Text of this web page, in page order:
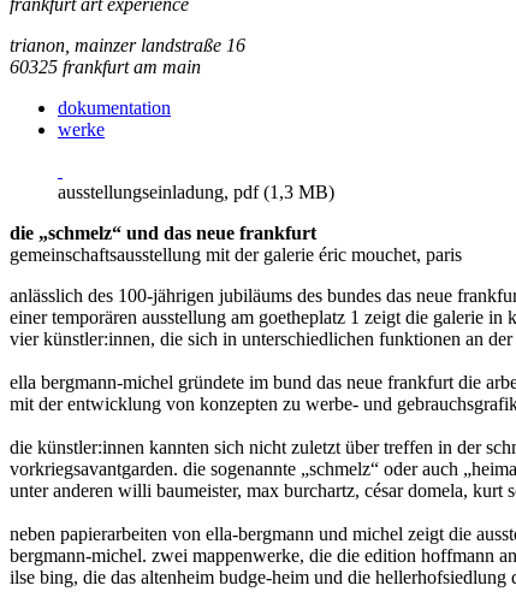
frankfurt art experience
trianon, mainzer landstraße 16
60325 frankfurt am main
dokumentation
werke
ausstellungseinladung, pdf (1,3 MB)
die „schmelz“ und das neue frankfurt
gemeinschaftsausstellung mit der galerie éric mouchet, paris
anlässlich des 100-jährigen jubiläums des bundes das neue
einer temporären ausstellung am goetheplatz 1 zeigt die galerie
vier künstler:innen, die sich in unterschiedlichen funktionen an
ella bergmann-michel gründete im bund das neue frankfurt die
mit der entwicklung von konzepten zu werbe- und
die künstler:innen kannten sich nicht zuletzt über treffen in der
vorkriegsavantgarden. die sogenannte „schmelz“ oder auch
unter anderen willi baumeister, max burchartz, césar domela,
neben papierarbeiten von ella-bergmann und michel zeigt die
bergmann-michel. zwei mappenwerke, die die edition hoffmann
ilse bing, die das altenheim budge-heim und die hellerhofsiedlung